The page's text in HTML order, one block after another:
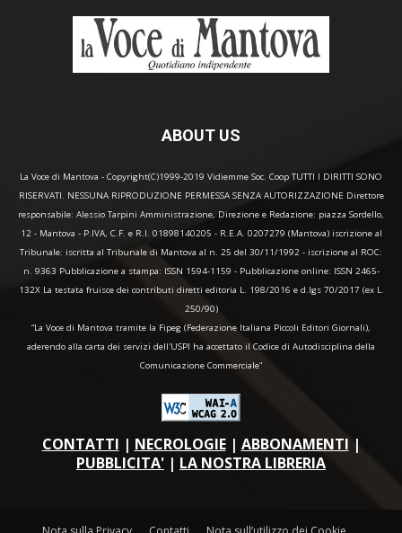
ABOUT US
La Voce di Mantova - Copyright(C)1999-2019 Vidiemme Soc. Coop TUTTI I DIRITTI SONO
RISERVATI. NESSUNA RIPRODUZIONE PERMESSA SENZA AUTORIZZAZIONE Direttore
responsabile: Alessio Tarpini Amministrazione, Direzione e Redazione: piazza Sordello,
12 - Mantova - P.IVA, C.F. e R.I. 01898140205 - R.E.A. 0207279 (Mantova) iscrizione al
Tribunale: iscritta al Tribunale di Mantova al n. 25 del 30/11/1992 - iscrizione al ROC:
n. 9363 Pubblicazione a stampa: ISSN 1594-1159 - Pubblicazione online: ISSN 2465-
132X La testata fruisce dei contributi diretti editoria L. 198/2016 e d.lgs 70/2017 (ex L.
250/90)
“La Voce di Mantova tramite la Fipeg (Federazione Italiana Piccoli Editori Giornali),
aderendo alla carta dei servizi dell'USPI ha accettato il Codice di Autodisciplina della
Comunicazione Commerciale"
CONTATTI | NECROLOGIE| ABBONAMENTI |
PUBBLICITA' | LA NOSTRA LIBRERIA